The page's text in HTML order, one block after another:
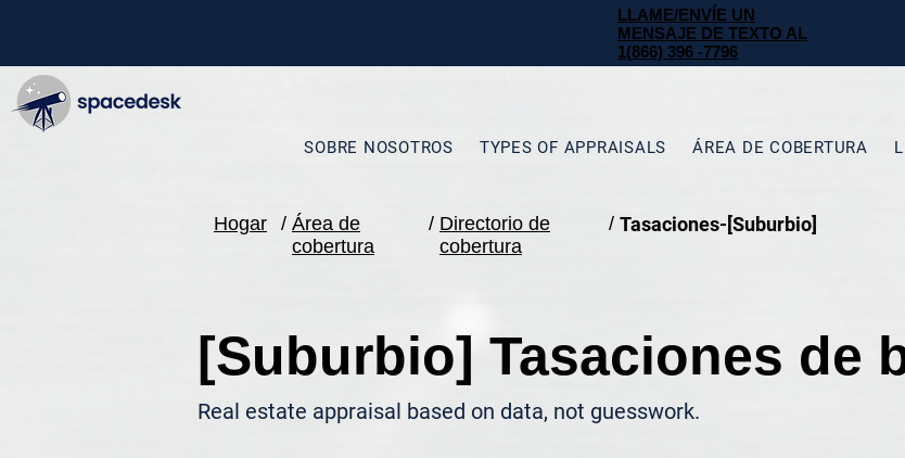
LLAME/ENVÍE UN
MENSAJE DE TEXTO AL
1(866) 396 -7796
SOBRE NOSOTROS TYPES OF APPRAISALS ÁREA DE COBERTURA
Hogar / Área de
cobertura
/ Directorio de
cobertura
/ Tasaciones-[Suburbio]
[Suburbio] Tasaciones de
Real estate appraisal based on data, not guesswork.